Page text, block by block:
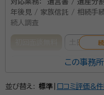
などのご相談にも対応し
支援や家庭裁判所への成
備が必要な場面にも、専
対応業務：
遺言書 / 遺産分
年後見 / 家族信託 / 相続手
続人調査
土日相談可
オンライン
所属する専門家：
この事務
並び替え: 標準 口コミ評価&